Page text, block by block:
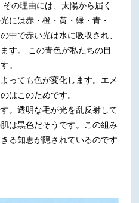
の理由には、太陽から届く
には赤・橙・黄・緑・青・
中で赤い光は水に吸収され、
す。 この青色が私たちの目
。
っても色が変化します。エメ
はこのためです。
。透明な毛が光を乱反射して
は黒色だそうです。この組み
る知恵が隠されているのです